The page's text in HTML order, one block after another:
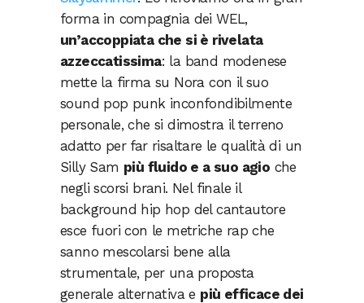
forma in compagnia dei WEL,
un’accoppiata che si è rivelata
azzeccatissima: la band modenese
mette la firma su Nora con il suo
sound pop punk inconfondibilmente
personale, che si dimostra il terreno
adatto per far risaltare le qualità di un
Silly Sam più fluido e a suo agio che
negli scorsi brani. Nel finale il
background hip hop del cantautore
esce fuori con le metriche rap che
sanno mescolarsi bene alla
strumentale, per una proposta
generale alternativa e più efficace dei